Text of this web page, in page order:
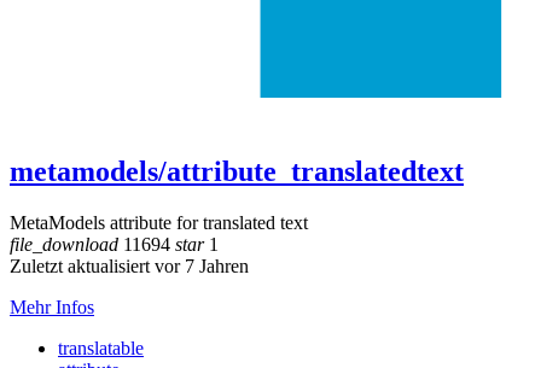
metamodels/attribute_translatedtext
MetaModels attribute for translated text
file_download 11694 star1
Zuletzt aktualisiert vor 7 Jahren
Mehr Infos
translatable